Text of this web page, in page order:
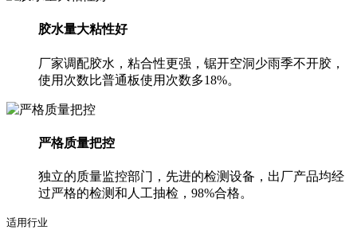
胶水量大粘性好
厂家调配胶水，粘合性更强，锯开空洞少雨季不开胶，
使用次数比普通板使用次数多18%。
严格质量把控
独立的质量监控部门，先进的检测设备，出厂产品均经
过严格的检测和人工抽检，98%合格。
适用行业